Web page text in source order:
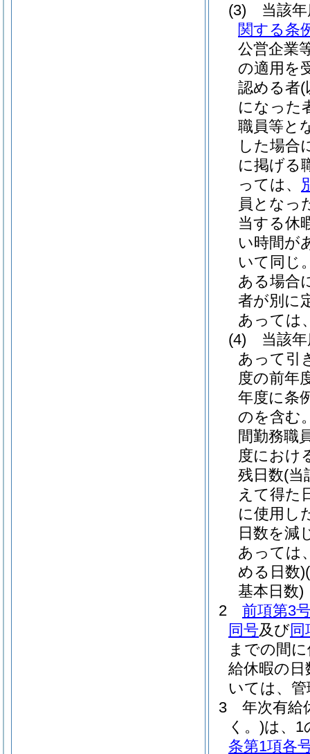
(3)
当該
関する条
公営企業
の適用を
認める者(
になった
職員等と
した場合
に掲げる
っては、
員となっ
当する休
い時間が
いて同じ
ある場合
者が別に
あっては
(4)
当該
あって引
度の前年
年度に条
のを含む
間勤務職
度におけ
残日数(当
えて得た
に使用し
日数を減
あっては
める日数)
基本日数)
2
前項第3
同号及び同
までの間
給休暇の
いては、
3
年次有給
く。)は、1
条第1項各